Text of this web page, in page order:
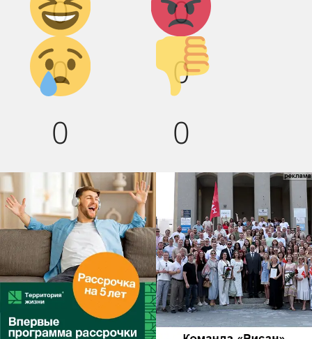
0 0
0 0
Грусть :(
0
Палец
вниз!
0